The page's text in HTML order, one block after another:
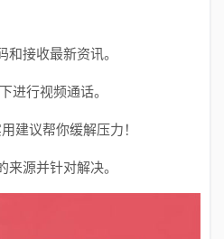
和接收最新资讯。
进行视频通话。
建议帮你缓解压力！
来源并针对解决。